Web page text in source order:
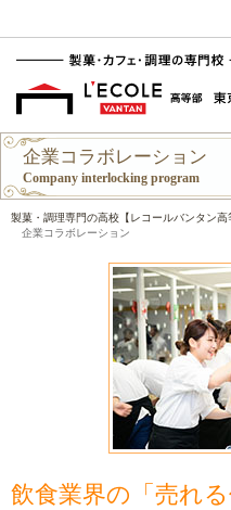
企業コラボレーション
Company interlocking program
製菓・調理専門の高校【レコールバンタン高
企業コラボレーション
飲食業界の「売れ